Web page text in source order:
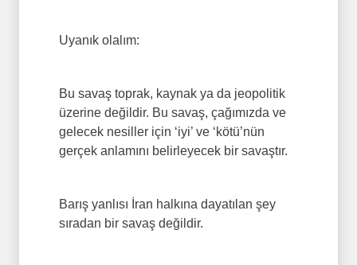
Uyanık olalım:
Bu savaş toprak, kaynak ya da jeopolitik
üzerine değildir. Bu savaş, çağımızda ve
gelecek nesiller için ‘iyi’ ve ‘kötü’nün
gerçek anlamını belirleyecek bir savaştır.
Barış yanlısı İran halkına dayatılan şey
sıradan bir savaş değildir.